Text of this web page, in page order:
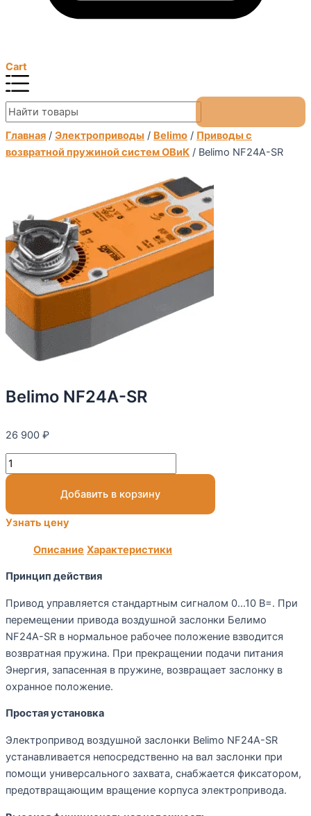
Cart
Главная / Электроприводы / Belimo / Приводы с
возвратной пружиной систем ОВиК / Belimo NF24A-SR
Belimo NF24A-SR
26 900 ₽
Добавить в корзину
Узнать цену
Описание Характеристики
Принцип действия
Привод управляется стандартным сигналом 0…10 В=. При
перемещении привода воздушной заслонки Белимо
NF24A-SR в нормальное рабочее положение взводится
возвратная пружина. При прекращении подачи питания
Энергия, запасенная в пружине, возвращает заслонку в
охранное положение.
Простая установка
Электропривод воздушной заслонки Belimo NF24A-SR
устанавливается непосредственно на вал заслонки при
помощи универсального захвата, снабжается фиксатором,
предотвращающим вращение корпуса электропривода.